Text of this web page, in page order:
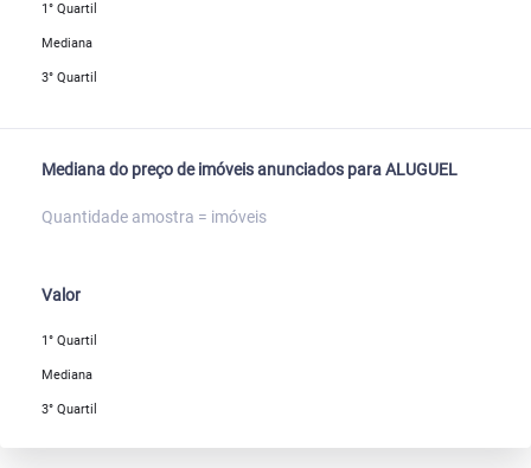
1° Quartil
Mediana
3° Quartil
Mediana do preço de imóveis anunciados para ALUGUEL
Quantidade amostra = imóveis
Valor
1° Quartil
Mediana
3° Quartil